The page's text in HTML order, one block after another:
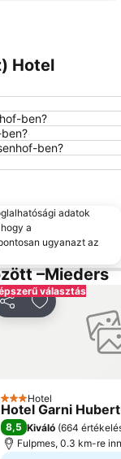
Hotel
ben?
ben?
adatok
a
ugyanazt az
–Mieders
választás
MegosztásHozzáadás
3 Kategória
Hotel
Hotel Garni
8,5 Kiváló (664
Fulpmes, 0.3 km-re